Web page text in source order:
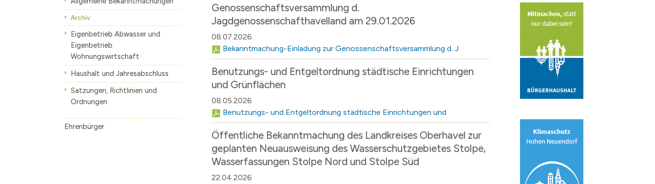
Inhalte anzeigen
Skulpturen Boulevard
Archiv
Eigenbetrieb Abwasser und
Eigenbetrieb
Wohnungswirtschaft
Haushalt und Jahresabschluss
Satzungen, Richtlinien und
Ordnungen
Ehrenbürger
Genossenschaftsversammlung d.
Jagdgenossenschafthavelland am 29.01.2026
08.07.2026
Bekanntmachung-Einladung zur Genossenschaftsversammlung d. J
Benutzungs- und Entgeltordnung städtische Einrichtungen
und Grünflächen
08.05.2026
Benutzungs- und Entgeltordnung städtische Einrichtungen und
Öffentliche Bekanntmachung des Landkreises Oberhavel zur
geplanten Neuausweisung des Wasserschutzgebietes Stolpe,
Wasserfassungen Stolpe Nord und Stolpe Süd
22.04.2026